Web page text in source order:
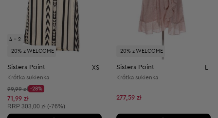
4 = 2
-20% z WELCOME
Sisters Point XS
Krótka sukienka
Cena początkowa:
99,99 zł
Discount Price:
-28%
Obniżona cena:
71,99 zł
Cena sugerowana:
RRP 303,00 zł (-76%)
-20% z WELCOME
Sisters Point L
Krótka sukienka
277,59 zł